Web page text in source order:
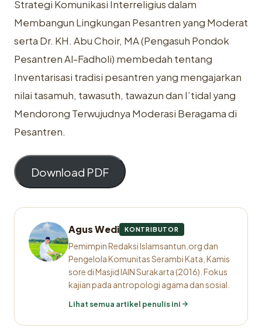
Strategi Komunikasi Interreligius dalam
Membangun Lingkungan Pesantren yang Moderat
serta Dr. KH. Abu Choir, MA (Pengasuh Pondok
Pesantren Al-Fadholi) membedah tentang
Inventarisasi tradisi pesantren yang mengajarkan
nilai tasamuh, tawasuth, tawazun dan I’tidal yang
Mendorong Terwujudnya Moderasi Beragama di
Pesantren.
Download PDF
Agus Wedi KONTRIBUTOR
Pemimpin Redaksi Islamsantun.org dan
Pengelola Komunitas Serambi Kata, Kamis
sore di Masjid IAIN Surakarta (2016). Fokus
kajian pada antropologi agama dan sosial.
Lihat semua artikel penulis ini